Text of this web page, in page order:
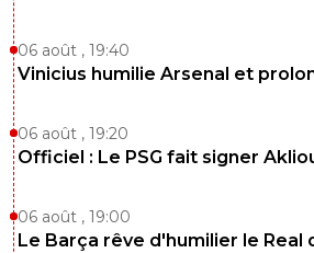
06 août , 19:40
Vinicius humilie Arsenal et
06 août , 19:20
Officiel : Le PSG fait signer
06 août , 19:00
Le Barça rêve d'humilier le Real